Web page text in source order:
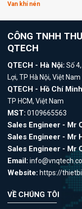
Van khí nén
CÔNG TNHH
QTECH
QTECH - Hà Nội: Số
Lợi, TP Hà Nội, Việt Nam
QTECH - Hồ Chí Minh
TP HCM, Việt Nam
MST: 0109665563
Sales Engineer - Mr
Sales Engineer - Mr
Sales Engineer - Mr
Email:
Website: https://
VỀ CHÚNG TÔI